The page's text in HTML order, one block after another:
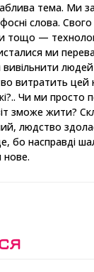
тема. Ми
слова. Свого
тощо —
ми
вивільнити
витратить цей
Чи ми просто
зможе жити?
людство
бо насправді
нове.